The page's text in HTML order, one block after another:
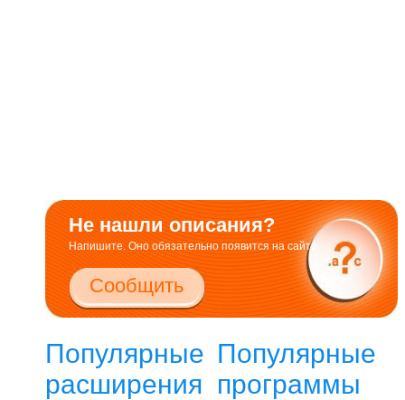
Не нашли описания?
Напишите. Оно обязательно появится на сайте.
Сообщить
Популярные
расширения
Популярные
программы